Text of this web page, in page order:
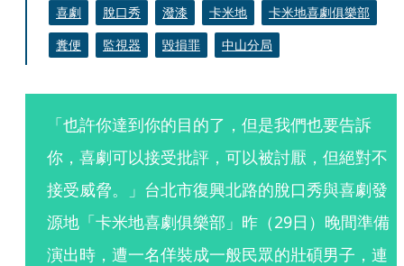
喜劇 脫口秀 潑漆 卡米地
卡米地喜劇俱樂部
糞便
監視器 毀損罪 中山分局
「也許你達到你的目的了，但是我們也要告訴
你，喜劇可以接受批評，可以被討厭，但絕對不
接受威脅。」台北市復興北路的脫口秀與喜劇發
源地「卡米地喜劇俱樂部」昨（29日）晚間準備
演出時，遭一名佯裝成一般民眾的壯碩男子，連